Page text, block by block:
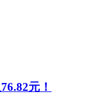
元！